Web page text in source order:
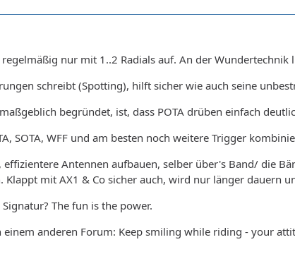
regelmäßig nur mit 1..2 Radials auf. An der Wundertechnik
schreibt (Spotting), hilft sicher wie auch seine
begründet, ist, dass POTA drüben einfach
SOTA, WFF und am besten noch weitere Trigger
effizientere Antennen aufbauen, selber über's Band/ die
Klappt mit AX1 & Co sicher auch, wird nur länger dauern
The fun is the power.
einem anderen Forum: Keep smiling while riding - your